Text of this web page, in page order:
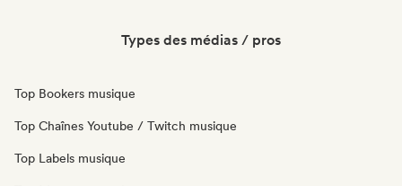
Types des médias / pros
Top Bookers musique
Top Chaînes Youtube / Twitch musique
Top Labels musique